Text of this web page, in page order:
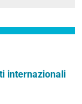
internazionali